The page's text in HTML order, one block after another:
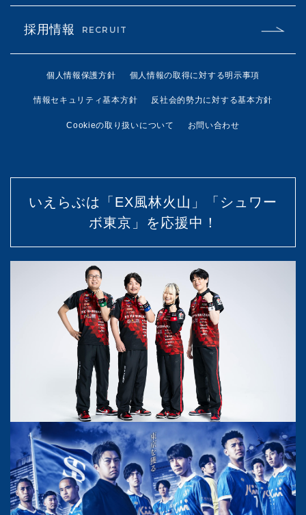
採用情報 RECRUIT
個人情報保護方針 個人情報の取得に対する明示事項
情報セキュリティ基本方針 反社会的勢力に対する基本方針
Cookieの取り扱いについて お問い合わせ
いえらぶは「EX風林火山」「シュワー
ボ東京」を応援中！